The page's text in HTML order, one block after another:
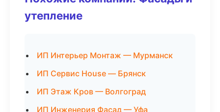
утепление
ИП Интерьер Монтаж — Мурманск
ИП Сервис House — Брянск
ИП Этаж Кров — Волгоград
ИП Инженерия Фасад — Уфа